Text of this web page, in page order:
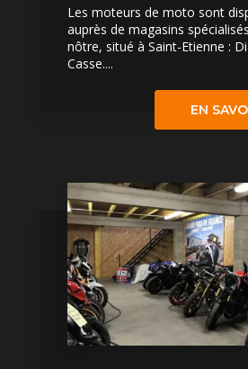
Les moteurs de moto sont
auprès de magasins
nôtre, situé à Saint-Etienne :
Casse....
EN